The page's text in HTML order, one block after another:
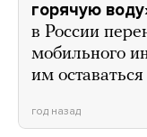
горячую
в России
мобильного
им
год назад